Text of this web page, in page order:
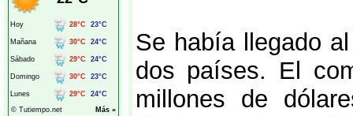
Se había llegado
dos países. El
millones de